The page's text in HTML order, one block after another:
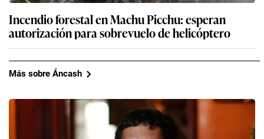
Incendio forestal en Machu Picchu: esperan
autorización para sobrevuelo de helicóptero
Más sobre Áncash